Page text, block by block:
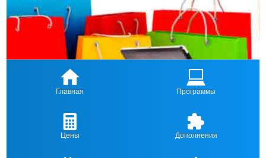
Главная Программы
Цены Дополнения